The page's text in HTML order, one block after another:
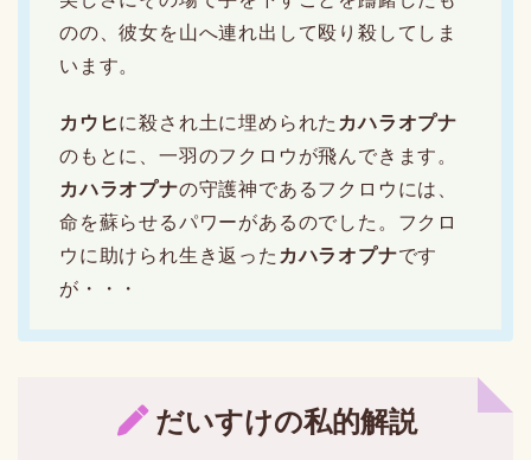
のの、彼女を山へ連れ出して殴り殺してしま
います。
カウヒに殺され土に埋められた カハラオプナ
のもとに、一羽のフクロウが飛んできます。
カハラオプナの守護神であるフクロウには、
命を蘇らせるパワーがあるのでした。フクロ
ウに助けられ生き返った カハラオプナです
が・・・
だいすけの私的解説